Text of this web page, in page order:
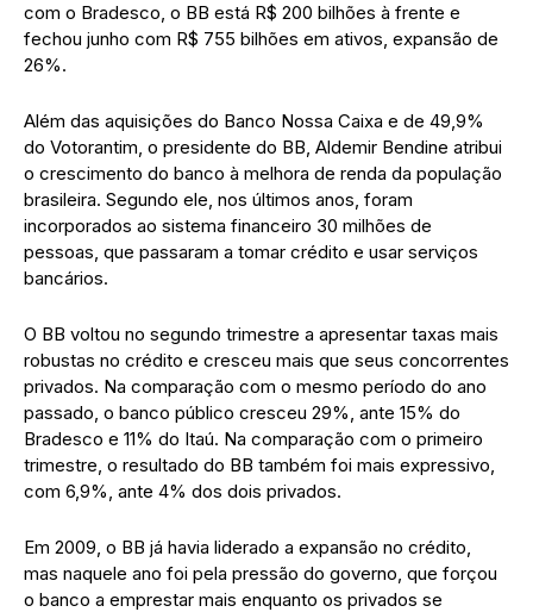
com o Bradesco, o BB está R$ 200 bilhões à frente e
fechou junho com R$ 755 bilhões em ativos, expansão de
26%.
Além das aquisições do Banco Nossa Caixa e de 49,9%
do Votorantim, o presidente do BB, Aldemir Bendine atribui
o crescimento do banco à melhora de renda da população
brasileira. Segundo ele, nos últimos anos, foram
incorporados ao sistema financeiro 30 milhões de
pessoas, que passaram a tomar crédito e usar serviços
bancários.
O BB voltou no segundo trimestre a apresentar taxas mais
robustas no crédito e cresceu mais que seus concorrentes
privados. Na comparação com o mesmo período do ano
passado, o banco público cresceu 29%, ante 15% do
Bradesco e 11% do Itaú. Na comparação com o primeiro
trimestre, o resultado do BB também foi mais expressivo,
com 6,9%, ante 4% dos dois privados.
Em 2009, o BB já havia liderado a expansão no crédito,
mas naquele ano foi pela pressão do governo, que forçou
o banco a emprestar mais enquanto os privados se